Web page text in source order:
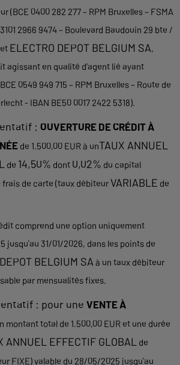
(BCE 0400 282 277 – RPM Bruxelles – FSMA
2966 9474 – Boulevard Baudouin 29 bte /
ELECTRO DEPOT BELGIUM SA,
agissant en qualité d’agent lié ayant
0549 949 715 – RPM Bruxelles – Route de
- IBAN BE50 0017 2422 5318).
: OUVERTURE DE CRÉDIT À
de 1.500,00 EUR à unTAUX ANNUEL
de 14,50% dont 0,02% du capital
frais de carte (taux débiteur VARIABLE de
comprend une option uniquement
jusqu'au 31/01/2026, dans les points de
BELGIUM SA à un taux débiteur
par mensualités fixes.
: pour une VENTE À
montant total de 1.500,00 EUR et une durée
ANNUEL EFFECTIF GLOBAL de
FIXE) valable du 28/05/2025 jusqu'au